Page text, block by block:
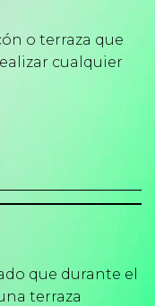
o terraza que
cualquier
que durante el
terraza